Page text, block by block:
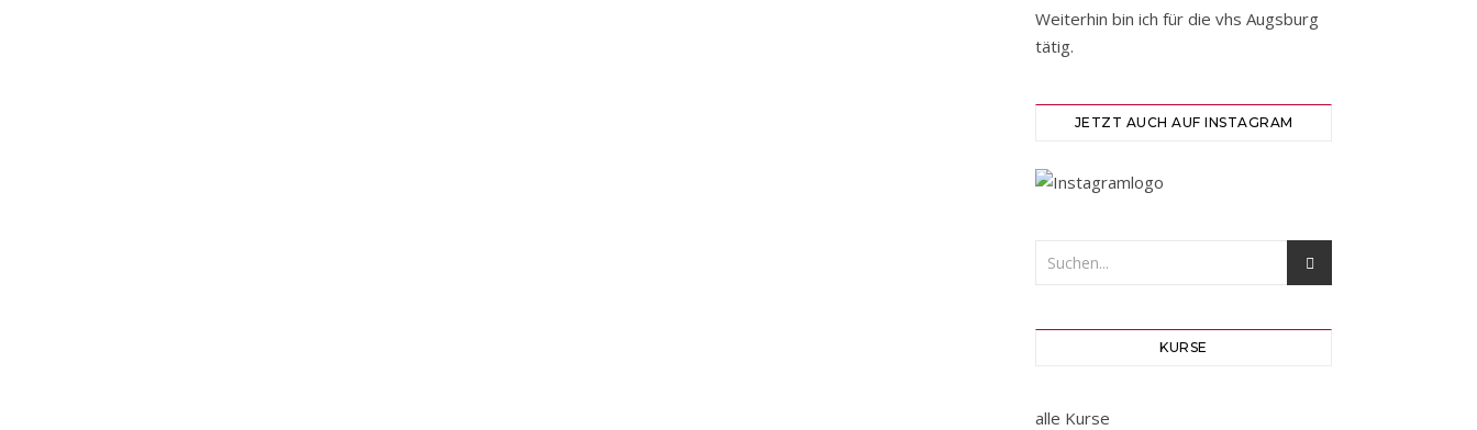
Weiterhin bin ich für die vhs Augsburg
tätig.
JETZT AUCH AUF INSTAGRAM
KURSE
alle Kurse